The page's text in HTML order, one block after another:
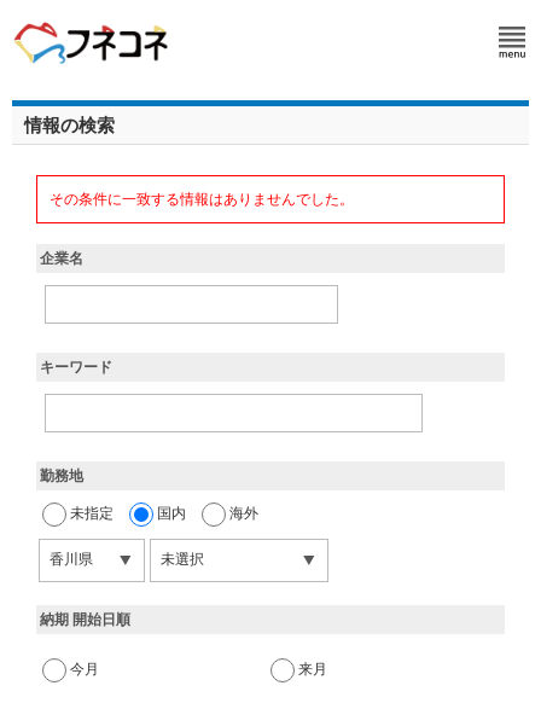
情報の検索
その条件に一致する情報はありませんでした。
企業名
キーワード
勤務地
未指定 国内 海外
納期 開始日順
今月 来月